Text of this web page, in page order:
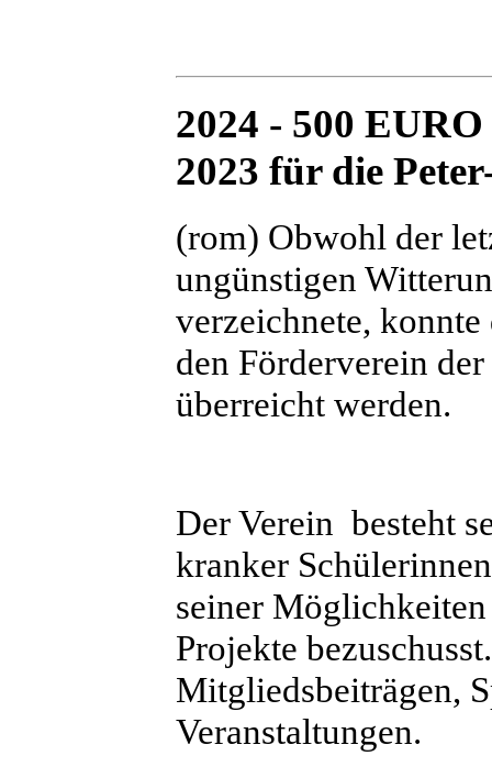
2024 - 500
2023 für die
(rom) Obwohl der
ungünstigen
verzeichnete,
den Förderverein
überreicht werden.
Der Verein besteht
kranker
seiner
Projekte
Mitgliedsbeiträgen,
Veranstaltungen.